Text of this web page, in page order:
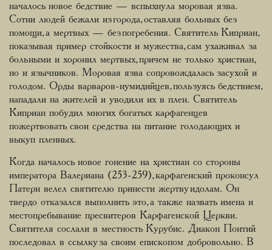
началось новое бедствие — вспыхнула моровая язва.
Сотни людей бежали из города, оставляя больных без
помощи, а мертвых — без погребения. Святитель Киприан,
показывая пример стойкости и мужества, сам ухаживал за
больными и хоронил мертвых, причем не только христиан,
но и язычников. Моровая язва сопровождалась засухой и
голодом. Орды варваров-нумидийцев, пользуясь бедствием,
нападали на жителей и уводили их в плен. Святитель
Киприан побудил многих богатых карфагенцев
пожертвовать свои средства на питание голодающих и
выкуп пленных.
Когда началось новое гонение на христиан со стороны
императора Валериана (253-259), карфагенский проконсул
Патерн велел святителю принести жертву идолам. Он
твердо отказался выполнить это, а также назвать имена и
местопребывание пресвитеров Карфагенской Церкви.
Святителя сослали в местность Курубис. Диакон Понтий
последовал в ссылку за своим епископом добровольно. В